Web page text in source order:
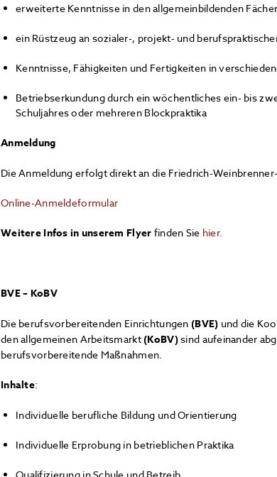
erweiterte Kenntnisse in den allgemeinbildenden
ein Rüstzeug an sozialer-, projekt- und
Kenntnisse, Fähigkeiten und Fertigkeiten in
Betriebserkundung durch ein wöchentliches ein- bis
Schuljahres oder mehreren Blockpraktika
Anmeldung
Die Anmeldung erfolgt direkt an die Friedrich-
Online-Anmeldeformular
Weitere Infos in unserem Flyer finden Sie hier.
BVE – KoBV
Die berufsvorbereitenden Einrichtungen (BVE) und die
den allgemeinen Arbeitsmarkt (KoBV)sind aufeinander
berufsvorbereitende Maßnahmen.
Inhalte:
Individuelle berufliche Bildung und Orientierung
Individuelle Erprobung in betrieblichen Praktika